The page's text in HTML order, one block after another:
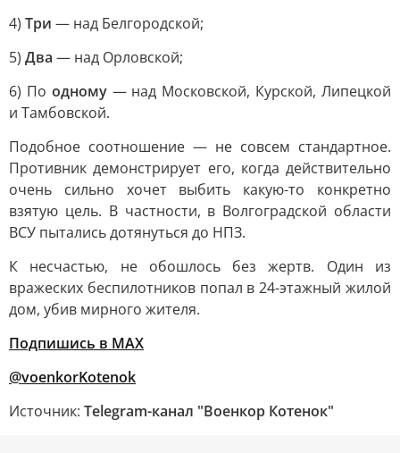
4) Три — над Белгородской;
5) Два — над Орловской;
6) По одному— над Московской, Курской, Липецкой
и Тамбовской.
Подобное соотношение — не совсем стандартное.
Противник демонстрирует его, когда действительно
очень сильно хочет выбить какую-то конкретно
взятую цель. В частности, в Волгоградской области
ВСУ пытались дотянуться до НПЗ.
К несчастью, не обошлось без жертв. Один из
вражеских беспилотников попал в 24-этажный жилой
дом, убив мирного жителя.
Подпишись в MAX
@voenkorKotenok
Источник: Telegram-канал "Военкор Котенок"